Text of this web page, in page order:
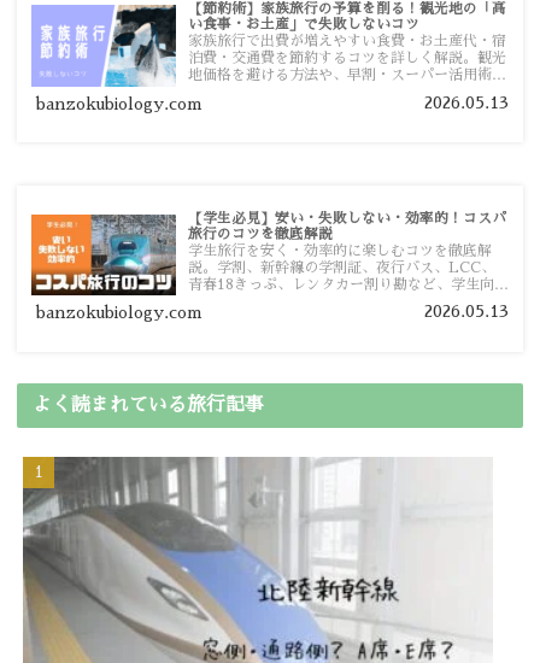
【節約術】家族旅行の予算を削る！観光地の「高
い食事・お土産」で失敗しないコツ
家族旅行で出費が増えやすい食費・お土産代・宿
泊費・交通費を節約するコツを詳しく解説。観光
地価格を避ける方法や、早割・スーパー活用術、
banzokubiology.com 2026.05.13
【学生必見】安い・失敗しない・効率的！コスパ
旅行のコツを徹底解説
学生旅行を安く・効率的に楽しむコツを徹底解
説。学割、新幹線の学割証、夜行バス、LCC、
青春18きっぷ、レンタカー割り勘など、学生向け
banzokubiology.com 2026.05.13
よく読まれている旅行記事